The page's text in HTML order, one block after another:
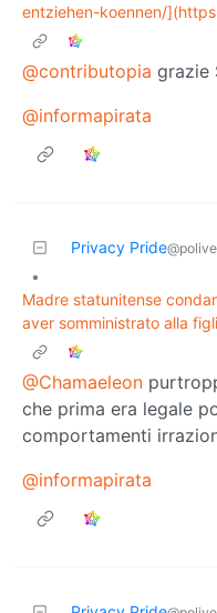
entziehen-koennen/
@contributopia grazie
@informapirata
Privacy Pride
•
Madre statunitense
aver somministrato alla
@Chamaeleon
che prima era legale
comportamenti
@informapirata